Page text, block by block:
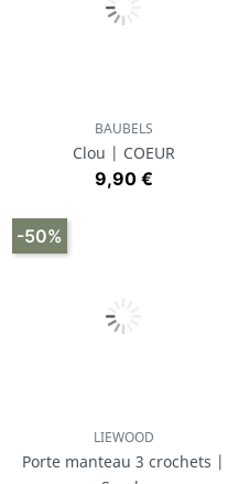
BAUBELS
Clou | COEUR
Prix
9,90 €
LIEWOOD
Porte manteau 3 crochets |
-50%